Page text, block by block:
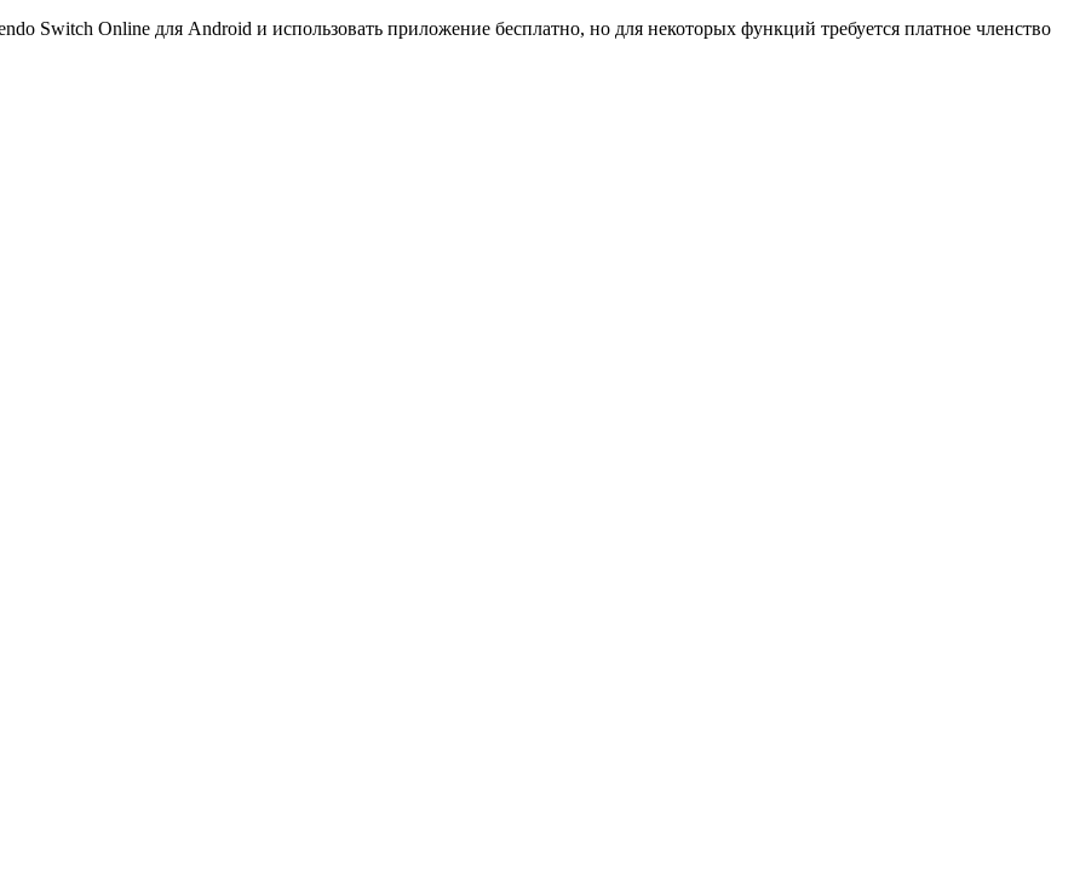
Switch Online для Android и использовать приложение бесплатно, но для некоторых функций требуется платное членство